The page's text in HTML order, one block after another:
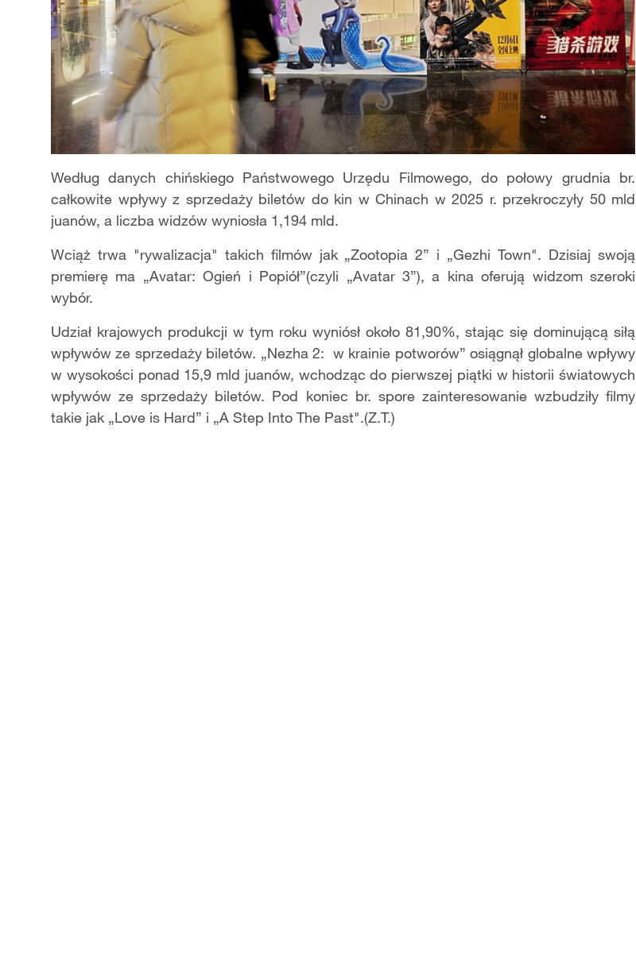
Według danych chińskiego Państwowego Urzędu Filmowego, do połowy grudnia br.
całkowite wpływy z sprzedaży biletów do kin w Chinach w 2025 r. przekroczyły 50 mld
juanów, a liczba widzów wyniosła 1,194 mld.
Wciąż trwa "rywalizacja" takich filmów jak „Zootopia 2” i „Gezhi Town". Dzisiaj swoją
premierę ma „Avatar: Ogień i Popiół”(czyli „Avatar 3”), a kina oferują widzom szeroki
wybór.
Udział krajowych produkcji w tym roku wyniósł około 81,90%, stając się dominującą siłą
wpływów ze sprzedaży biletów. „Nezha 2: w krainie potworów” osiągnął globalne wpływy
w wysokości ponad 15,9 mld juanów, wchodząc do pierwszej piątki w historii światowych
wpływów ze sprzedaży biletów. Pod koniec br. spore zainteresowanie wzbudziły filmy
takie jak „Love is Hard” i „A Step Into The Past".(Z.T.)